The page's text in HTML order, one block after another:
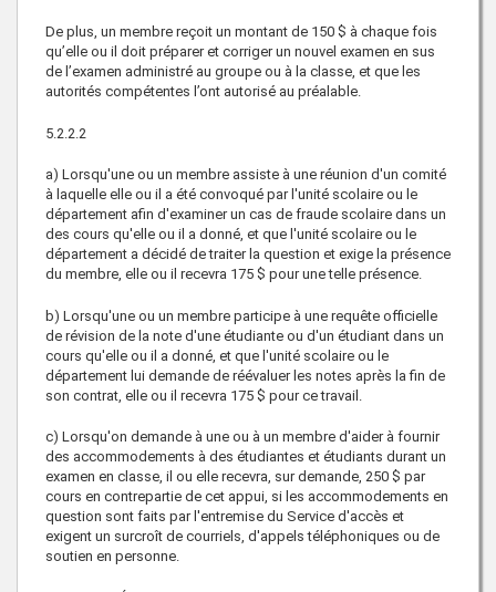
De plus, un membre reçoit un montant de 150 $ à chaque fois
qu’elle ou il doit préparer et corriger un nouvel examen en sus
de l’examen administré au groupe ou à la classe, et que les
autorités compétentes l’ont autorisé au préalable.
5.2.2.2
a) Lorsqu'une ou un membre assiste à une réunion d'un comité
à laquelle elle ou il a été convoqué par l'unité scolaire ou le
département afin d'examiner un cas de fraude scolaire dans un
des cours qu'elle ou il a donné, et que l'unité scolaire ou le
département a décidé de traiter la question et exige la présence
du membre, elle ou il recevra 175 $ pour une telle présence.
b) Lorsqu'une ou un membre participe à une requête officielle
de révision de la note d'une étudiante ou d'un étudiant dans un
cours qu'elle ou il a donné, et que l'unité scolaire ou le
département lui demande de réévaluer les notes après la fin de
son contrat, elle ou il recevra 175 $ pour ce travail.
c) Lorsqu'on demande à une ou à un membre d'aider à fournir
des accommodements à des étudiantes et étudiants durant un
examen en classe, il ou elle recevra, sur demande, 250 $ par
cours en contrepartie de cet appui, si les accommodements en
question sont faits par l'entremise du Service d'accès et
exigent un surcroît de courriels, d'appels téléphoniques ou de
soutien en personne.